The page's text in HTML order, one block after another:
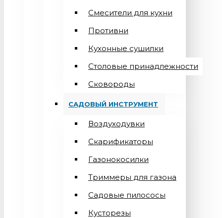
Смесители для кухни
Противни
Кухонные сушилки
Столовые принадлежности
Сковороды
САДОВЫЙ ИНСТРУМЕНТ
Воздуходувки
Скарификаторы
Газонокосилки
Триммеры для газона
Садовые пилососы
Кусторезы